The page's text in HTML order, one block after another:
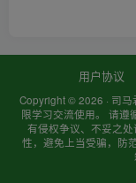
用户协议
Copyright © 2026 · 司马
限学习交流使用。 请遵
有侵权争议、不妥之
性，避免上当受骗，防